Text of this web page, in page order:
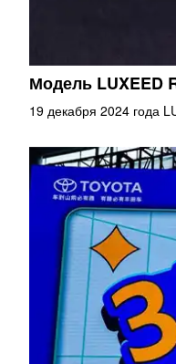
Модель LUXEED
19 декабря 2024 года